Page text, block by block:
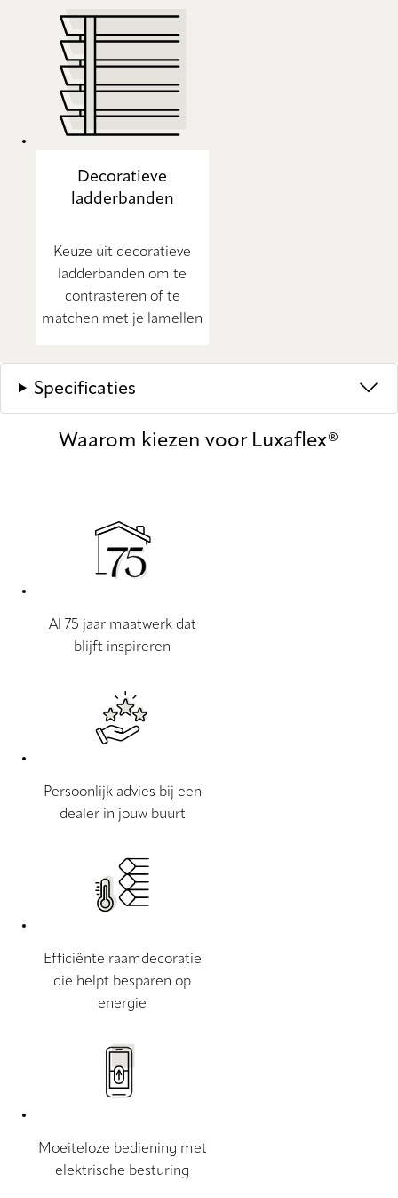
Decoratieve
ladderbanden
Keuze uit decoratieve
ladderbanden om te
contrasteren of te
matchen met je lamellen
Specificaties
Waarom kiezen voor Luxaflex®
Al 75 jaar maatwerk dat
blijft inspireren
Persoonlijk advies bij een
dealer in jouw buurt
Efficiënte raamdecoratie
die helpt besparen op
energie
Moeiteloze bediening met
elektrische besturing